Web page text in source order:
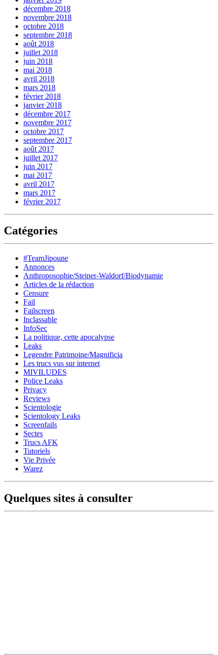
décembre 2018
novembre 2018
octobre 2018
septembre 2018
août 2018
juillet 2018
juin 2018
mai 2018
avril 2018
mars 2018
février 2018
janvier 2018
décembre 2017
novembre 2017
octobre 2017
septembre 2017
août 2017
juillet 2017
juin 2017
mai 2017
avril 2017
mars 2017
février 2017
Catégories
#TeamJipoune
Annonces
Anthroposophie/Steiner-Waldorf/Biodynamie
Articles de la rédaction
Censure
Fail
Failscreen
Inclassable
InfoSec
La politique, cette apocalypse
Leaks
Legendre Patrimoine/Magnificia
Les trucs vus sur internet
MIVILUDES
Police Leaks
Privacy
Reviews
Scientologie
Scientology Leaks
Screenfails
Sectes
Trucs AFK
Tutoriels
Vie Privée
Warez
Quelques sites à consulter